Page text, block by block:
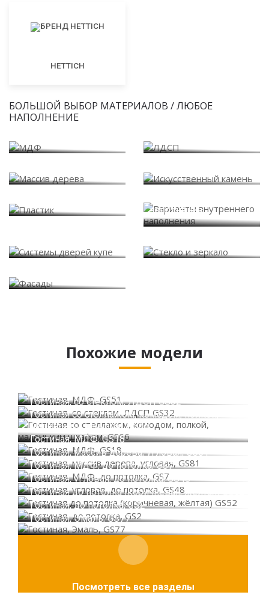
HETTICH
БОЛЬШОЙ ВЫБОР МАТЕРИАЛОВ / ЛЮБОЕ
НАПОЛНЕНИЕ
наполнения
Похожие модели
Гостиная, со стеклом, ЛДСП GS32
Гостиная со стеллажом, комодом, полкой,
маленьким шкафом, GS66
Гостиная, МДФ, GS18
Гостиная, массив дерева, угловая, GS81
Гостиная, МДФ, до потолка, GS7
Гостиная, угловая, до потолка, GS48
Гостиная до потолка (коричневая, жёлтая) GS52
Гостиная, до потолка, GS2
Гостиная, Эмаль, GS77
Посмотреть все разделы